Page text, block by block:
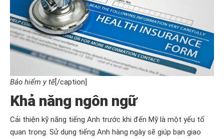
Bảo hiểm y tế[/caption]
Khả năng ngôn ngữ
Cải thiện kỹ năng tiếng Anh trước khi đến Mỹ là một yếu tố
quan trọng. Sử dụng tiếng Anh hàng ngày sẽ giúp bạn giao